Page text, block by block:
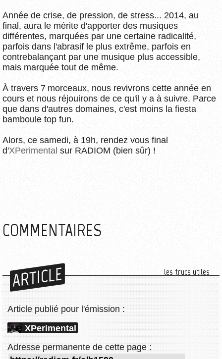
Année de crise, de pression, de stress... 2014, au
final, aura le mérite d'apporter des musiques
différentes, marquées par une certaine radicalité,
parfois dans l'abrasif le plus extrême, parfois en
contrebalançant par une musique plus accessible,
mais marquée tout de même.
À travers 7 morceaux, nous revivrons cette année en
cours et nous réjouirons de ce qu'il y a à suivre. Parce
que dans d'autres domaines, c'est moins la fiesta
bamboule top fun.
Alors, ce samedi, à 19h, rendez vous final
d'XPerimental sur RADIOM (bien sûr) !
COMMENTAIRES
ARTICLE les trucs utiles
Article publié pour l'émission :
XPerimental
Adresse permanente de cette page :